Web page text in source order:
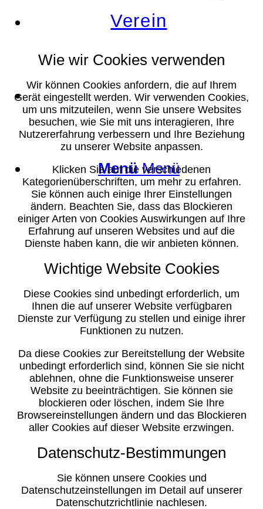
Verein
Suche
Menü Menü
Wie wir Cookies verwenden
Wir können Cookies anfordern, die auf Ihrem
Gerät eingestellt werden. Wir verwenden Cookies,
um uns mitzuteilen, wenn Sie unsere Websites
besuchen, wie Sie mit uns interagieren, Ihre
Nutzererfahrung verbessern und Ihre Beziehung
zu unserer Website anpassen.
Klicken Sie auf die verschiedenen
Kategorienüberschriften, um mehr zu erfahren.
Sie können auch einige Ihrer Einstellungen
ändern. Beachten Sie, dass das Blockieren
einiger Arten von Cookies Auswirkungen auf Ihre
Erfahrung auf unseren Websites und auf die
Dienste haben kann, die wir anbieten können.
Wichtige Website Cookies
Diese Cookies sind unbedingt erforderlich, um
Ihnen die auf unserer Website verfügbaren
Dienste zur Verfügung zu stellen und einige ihrer
Funktionen zu nutzen.
Da diese Cookies zur Bereitstellung der Website
unbedingt erforderlich sind, können Sie sie nicht
ablehnen, ohne die Funktionsweise unserer
Website zu beeinträchtigen. Sie können sie
blockieren oder löschen, indem Sie Ihre
Browsereinstellungen ändern und das Blockieren
aller Cookies auf dieser Website erzwingen.
Datenschutz-Bestimmungen
Sie können unsere Cookies und
Datenschutzeinstellungen im Detail auf unserer
Datenschutzrichtlinie nachlesen.